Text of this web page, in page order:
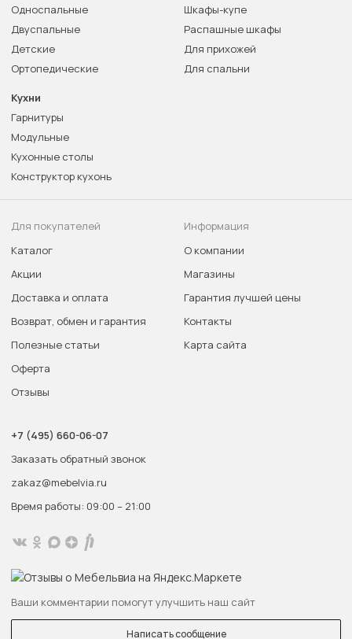
Односпальные
Двуспальные
Детские
Ортопедические
Шкафы-купе
Распашные шкафы
Для прихожей
Для спальни
Кухни
Гарнитуры
Модульные
Кухонные столы
Конструктор кухонь
Для покупателей
Каталог
Акции
Доставка и оплата
Возврат, обмен и гарантия
Полезные статьи
Оферта
Отзывы
Информация
О компании
Магазины
Гарантия лучшей цены
Контакты
Карта сайта
+7 (495) 660-06-07
Заказать обратный звонок
zakaz@mebelvia.ru
Время работы: 09:00 – 21:00
Ваши комментарии помогут улучшить наш сайт
Написать сообщение